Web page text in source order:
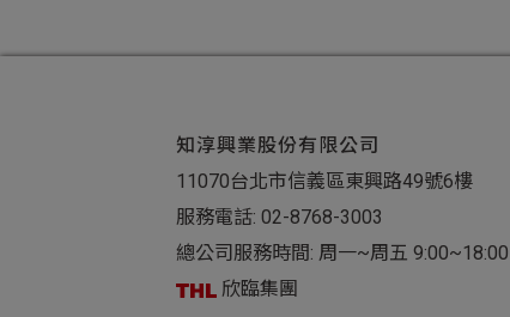
知淳興業股份有限公司
11070台北市信義區東興路49號6樓
服務電話: 02-8768-3003
總公司服務時間: 周一~周五 9:00~18:00
欣臨集團